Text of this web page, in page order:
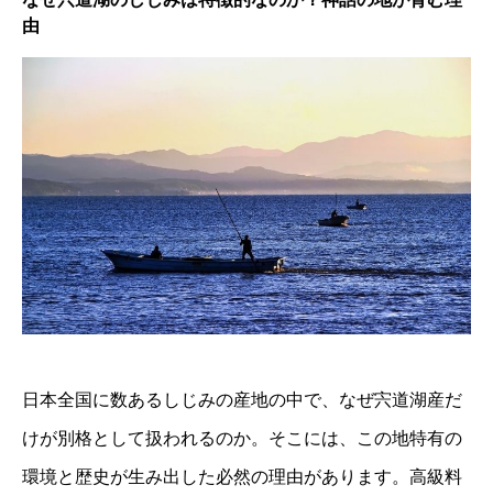
由
日本全国に数あるしじみの産地の中で、なぜ宍道湖産だ
けが別格として扱われるのか。そこには、この地特有の
環境と歴史が生み出した必然の理由があります。高級料